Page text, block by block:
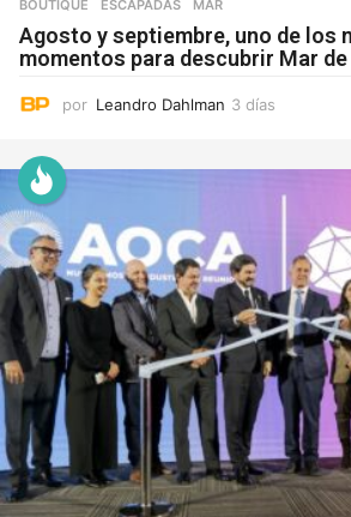
BOUTIQUE
,ESCAPADAS ,MAR
Agosto y septiembre, uno de los
momentos para descubrir Mar de
por Leandro Dahlman 3 días
a
s